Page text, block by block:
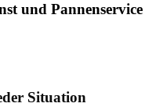
und Pannenservice
Situation